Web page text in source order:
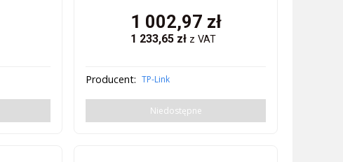
1 002,97 zł
1 233,65zł z VAT
Producent: TP-Link
Niedostępne